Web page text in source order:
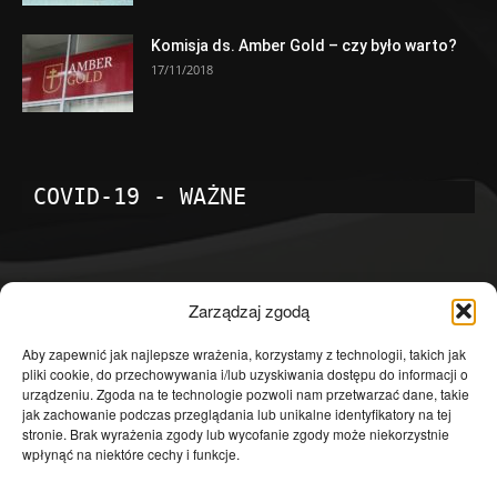
Zarządzaj zgodą
Aby zapewnić jak najlepsze wrażenia, korzystamy z technologii, takich jak
pliki cookie, do przechowywania i/lub uzyskiwania dostępu do informacji o
urządzeniu. Zgoda na te technologie pozwoli nam przetwarzać dane, takie
jak zachowanie podczas przeglądania lub unikalne identyfikatory na tej
stronie. Brak wyrażenia zgody lub wycofanie zgody może niekorzystnie
wpłynąć na niektóre cechy i funkcje.
Komisja ds. Amber Gold – czy było warto?
17/11/2018
COVID-19 - WAŻNE
Temat dnia
4601
Publicystyka
4363
Polityka
3639
Polska